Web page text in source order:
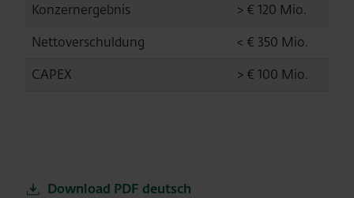
Konzernergebnis
> € 120 Mio.
Nettoverschuldung
< € 350 Mio.
CAPEX
> € 100 Mio.
Download PDF deutsch